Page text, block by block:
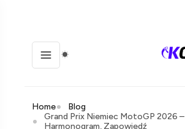
Home
Blog
Grand Prix Niemiec MotoGP 2026 –
Harmonogram, Zapowiedź